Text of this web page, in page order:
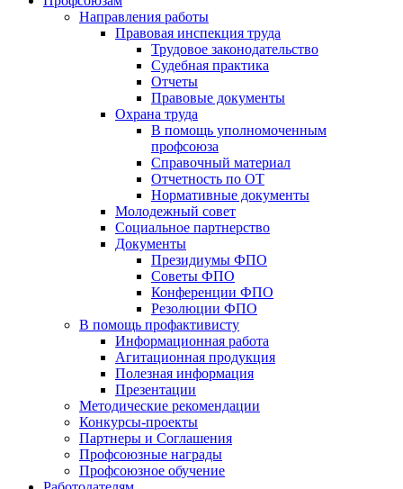
Направления работы
Правовая инспекция труда
Трудовое законодательство
Судебная практика
Отчеты
Правовые документы
Охрана труда
В помощь уполномоченным
профсоюза
Справочный материал
Отчетность по ОТ
Нормативные документы
Молодежный совет
Социальное партнерство
Документы
Президиумы ФПО
Советы ФПО
Конференции ФПО
Резолюции ФПО
В помощь профактивисту
Информационная работа
Агитационная продукция
Полезная информация
Презентации
Методические рекомендации
Конкурсы-проекты
Партнеры и Соглашения
Профсоюзные награды
Профсоюзное обучение